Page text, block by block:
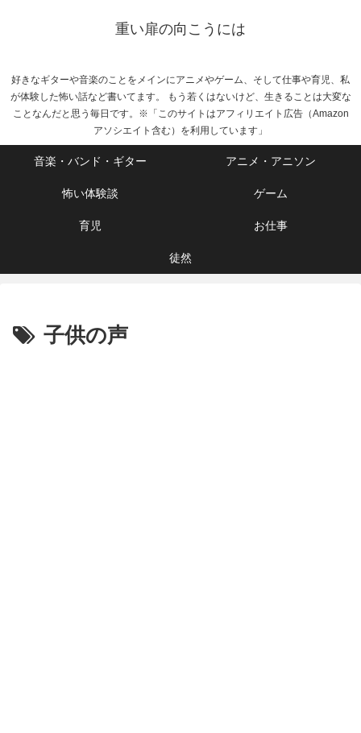
重い扉の向こうには
好きなギターや音楽のことをメインにアニメやゲーム、そして仕事や育児、私
が体験した怖い話など書いてます。 もう若くはないけど、生きることは大変な
ことなんだと思う毎日です。※「このサイトはアフィリエイト広告（Amazon
アソシエイト含む）を利用しています」
音楽・バンド・ギター アニメ・アニソン
怖い体験談 ゲーム
育児 お仕事
徒然
子供の声